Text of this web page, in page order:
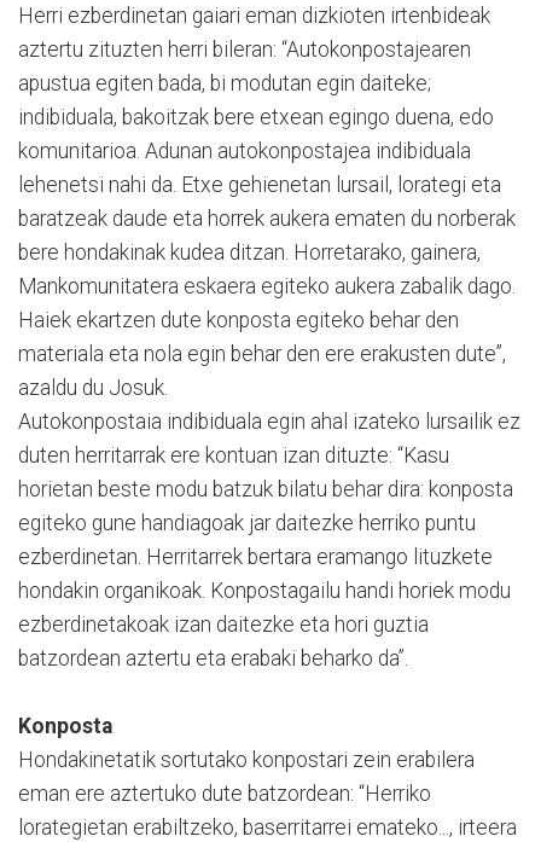
Herri ezberdinetan gaiari eman dizkioten irtenbideak
aztertu zituzten herri bileran: “Autokonpostajearen
apustua egiten bada, bi modutan egin daiteke;
indibiduala, bakoitzak bere etxean egingo duena, edo
komunitarioa. Adunan autokonpostajea indibiduala
lehenetsi nahi da. Etxe gehienetan lursail, lorategi eta
baratzeak daude eta horrek aukera ematen du norberak
bere hondakinak kudea ditzan. Horretarako, gainera,
Mankomunitatera eskaera egiteko aukera zabalik dago.
Haiek ekartzen dute konposta egiteko behar den
materiala eta nola egin behar den ere erakusten dute”,
azaldu du Josuk.
Autokonpostaia indibiduala egin ahal izateko lursailik ez
duten herritarrak ere kontuan izan dituzte: “Kasu
horietan beste modu batzuk bilatu behar dira: konposta
egiteko gune handiagoak jar daitezke herriko puntu
ezberdinetan. Herritarrek bertara eramango lituzkete
hondakin organikoak. Konpostagailu handi horiek modu
ezberdinetakoak izan daitezke eta hori guztia
batzordean aztertu eta erabaki beharko da”.
Konposta
Hondakinetatik sortutako konpostari zein erabilera
eman ere aztertuko dute batzordean: “Herriko
lorategietan erabiltzeko, baserritarrei emateko..., irteera